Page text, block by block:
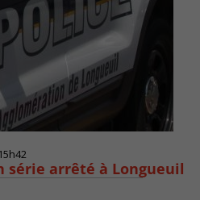
série arrêté à Longueuil